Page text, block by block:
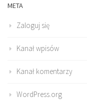
META
Zaloguj się
Kanał wpisów
Kanał komentarzy
WordPress.org